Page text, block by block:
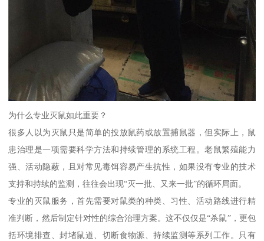
为什么专业灭鼠如此重要？
很多人以为灭鼠只是简单的投放鼠药或放置捕鼠器，但实际上，鼠
患治理是一项需要科学方法和持续管理的系统工程。老鼠繁殖能力
强、活动隐蔽，且对常见毒饵容易产生抗性，如果没有专业的技术
支持和持续的监测，往往会出现“灭一批、又来一批”的循环局面。
专业的灭鼠服务，首先需要对鼠类的种类、习性、活动路线进行精
准判断，然后制定针对性的综合治理方案。这不仅仅是“杀鼠”，更包
括环境排查、封堵鼠道、切断食物源、持续监测等系列工作。只有